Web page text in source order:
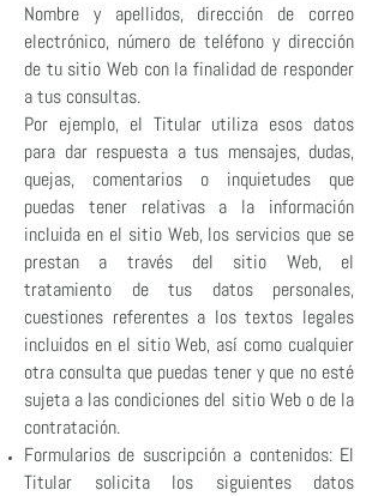
Nombre y apellidos, dirección de correo
electrónico, número de teléfono y dirección
de tu sitio Web con la finalidad de responder
a tus consultas.
Por ejemplo, el Titular utiliza esos datos
para dar respuesta a tus mensajes, dudas,
quejas, comentarios o inquietudes que
puedas tener relativas a la información
incluida en el sitio Web, los servicios que se
prestan a través del sitio Web, el
tratamiento de tus datos personales,
cuestiones referentes a los textos legales
incluidos en el sitio Web, así como cualquier
otra consulta que puedas tener y que no esté
sujeta a las condiciones del sitio Web o de la
contratación.
Formularios de suscripción a contenidos: El
Titular solicita los siguientes datos